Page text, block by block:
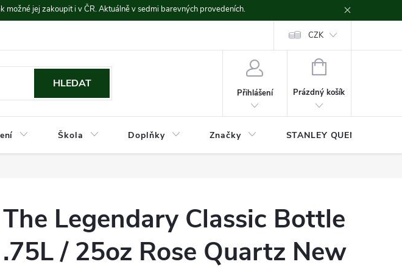
možné jej zakoupit i v ČR. Aktuálně v sedmi barevných provedeních.
CZK
HLEDAT
Přihlášení
NÁKUPNÍ
Prázdný košík
Škola Doplňky Značky STANLEY QUENCHER
The Legendary Classic Bottle
.75L / 25oz Rose Quartz New